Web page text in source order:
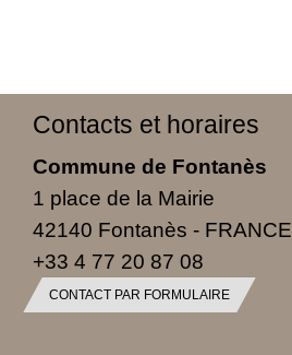
Contacts et horaires
Commune de Fontanès
1 place de la Mairie
42140 Fontanès - FRANCE
+33 4 77 20 87 08
CONTACT PAR FORMULAIRE